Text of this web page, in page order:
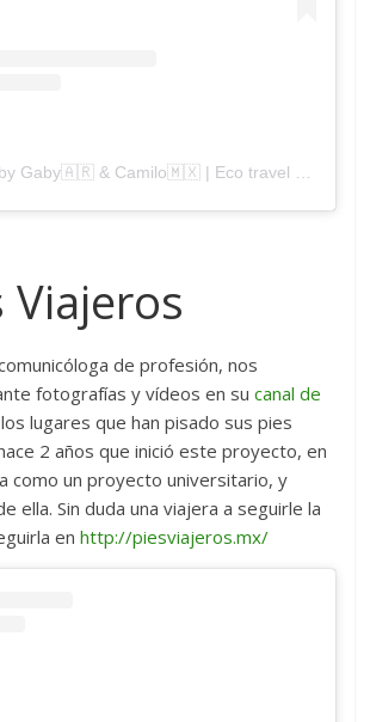
& Camilo🇲🇽 | Eco travel (@planbviajero)
Viajeros
de profesión, nos
fotografías y vídeos en sucanal de
lugares que han pisado sus pies
2 años que inició este proyecto, en
como un proyecto universitario, y
ella. Sin duda una viajera a seguirle la
enhttp://piesviajeros.mx/